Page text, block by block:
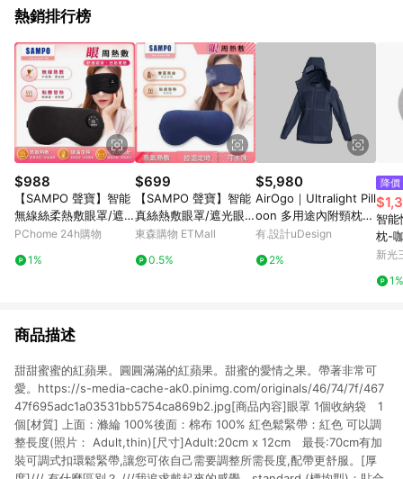
熱銷排行榜
$988
【SAMPO 聲寶】智能
無線絲柔熱敷眼罩/遮
光眼罩/蒸氣眼罩 HQ-Z
PChome 24h購物
1%
$699
【SAMPO 聲寶】智能
真絲熱敷眼罩/遮光眼
罩/蒸氣眼罩(HQ-Z22Y
東森購物 ETMall
0.5%
$5,980
AirOgo｜Ultralight Pill
oon 多用途內附頸枕旅
有.設計uDesign
2%
降價
智能
枕-
新光
1%
商品描述
甜甜蜜蜜的紅蘋果。圓圓滿滿的紅蘋果。甜蜜的愛情之果。帶著非常可
愛。https://s-media-cache-ak0.pinimg.com/originals/46/74/7f/467
47f695adc1a03531bb5754ca869b2.jpg[商品內容]眼罩 1個收納袋 1
個[材質] 上面：滌綸 100%後面：棉布 100% 紅色鬆緊帶：紅色 可以調
整長度(照片： Adult,thin)[尺寸]Adult:20cm x 12cm 最長:70cm有加
裝可調式扣環鬆緊帶,讓您可依自己需要調整所需長度,配帶更舒服。[厚